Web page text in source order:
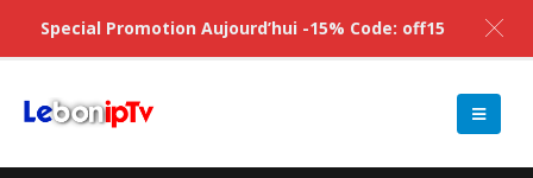
Special Promotion Aujourd’hui -15% Code: off15